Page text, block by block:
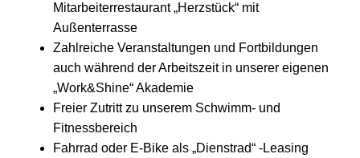
Mitarbeiterrestaurant „Herzstück“ mit
Außenterrasse
Zahlreiche Veranstaltungen und Fortbildungen
auch während der Arbeitszeit in unserer eigenen
„Work&Shine“ Akademie
Freier Zutritt zu unserem Schwimm- und
Fitnessbereich
Fahrrad oder E-Bike als „Dienstrad“ -Leasing